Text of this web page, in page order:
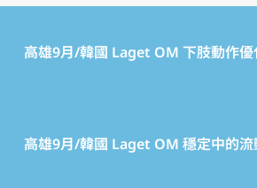
高雄9月/韓國 Laget OM 下肢動作優
高雄9月/韓國 Laget OM 穩定中的流